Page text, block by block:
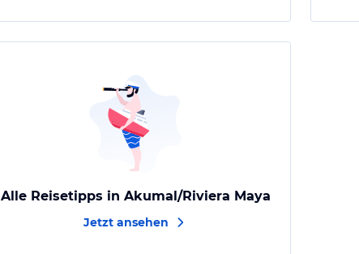
Alle Reisetipps in Akumal/Riviera Maya
Jetzt ansehen